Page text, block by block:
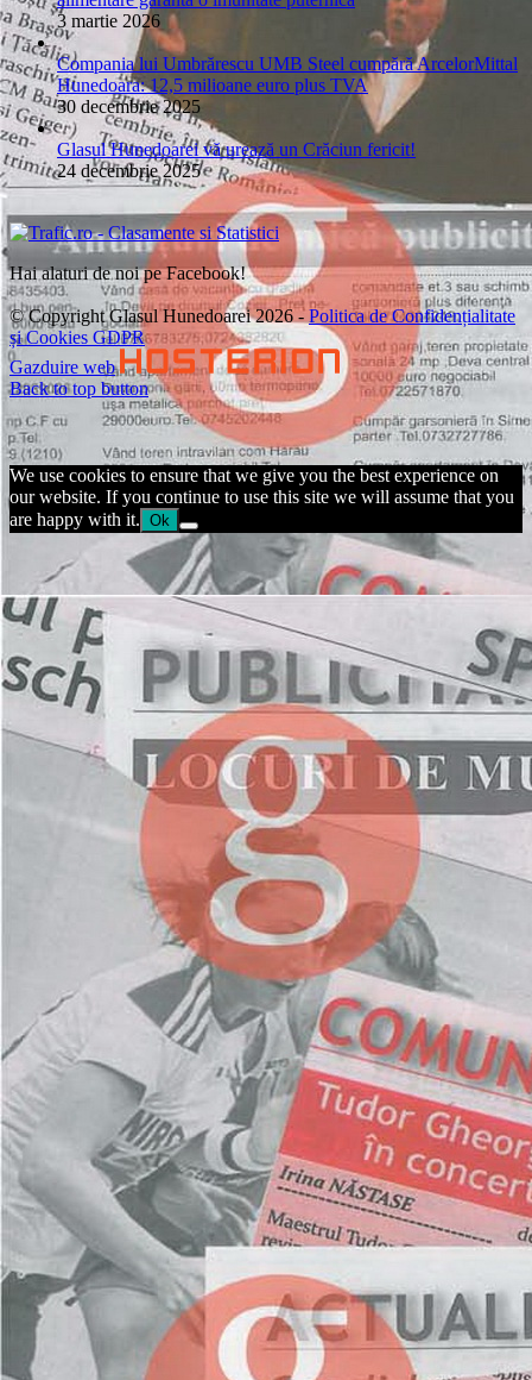
3 martie 2026
Compania lui Umbrărescu UMB Steel cumpără ArcelorMittal
Hunedoara: 12,5 milioane euro plus TVA
30 decembrie 2025
Glasul Hunedoarei vă urează un Crăciun fericit!
24 decembrie 2025
Hai alaturi de noi pe Facebook!
© Copyright Glasul Hunedoarei 2026 -Politica de Confidențialitate
și Cookies GDPR
Gazduire web
Back to top button
We use cookies to ensure that we give you the best experience on
our website. If you continue to use this site we will assume that you
are happy with it. Ok